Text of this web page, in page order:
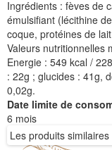
Ingrédients : fèves de
émulsifiant (lécithine
coque, protéines de
Valeurs nutritionnelles
Energie : 549 kcal /
: 22g ; glucides : 41g,
0,02g.
Date limite de
6 mois
Les produits similaires